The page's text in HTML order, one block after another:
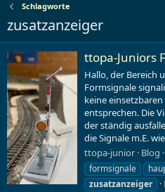
Schlagworte
zusatzanzeiger
ttopa-Juniors
Hallo, der Bereich
Formsignale
keine
entsprechen. Die
der ständig
die Signale m.E.
ttopa-junior Blog
formsignale
zusatzanzeiger